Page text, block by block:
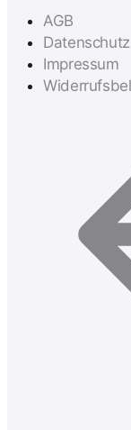
AGB
Datenschutz
Impressum